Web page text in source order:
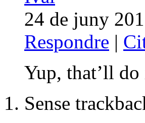
24 de juny
Respondre |
Yup, that’ll
Sense